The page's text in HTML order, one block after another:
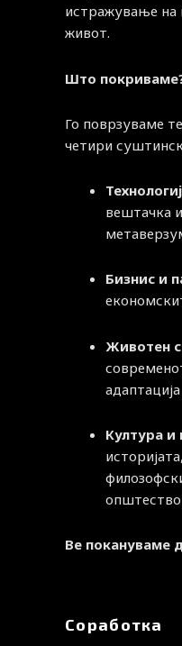
истражување на
живот.
Што
Го поврзуваме
четири
вештачка
Бизнис и
Животен
Култура и
Ве покануваме
Соработка